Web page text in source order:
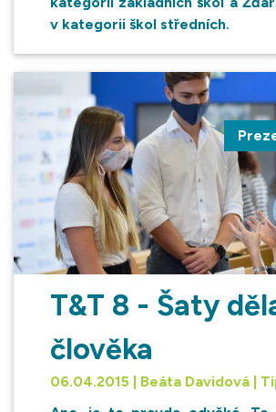
v kategorii škol středních.
T&T 8 - Šaty
člověka
06.04.2015 | Beáta Davidová |